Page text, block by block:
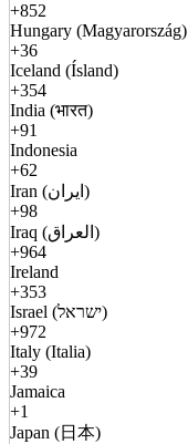
+852
Hungary (Magyarország)
+36
Iceland (Ísland)
+354
India (भारत)
+91
Indonesia
+62
Iran (ایران)
+98
Iraq (العراق)
+964
Ireland
+353
Israel (ישראל)
+972
Italy (Italia)
+39
Jamaica
+1
Japan (日本)